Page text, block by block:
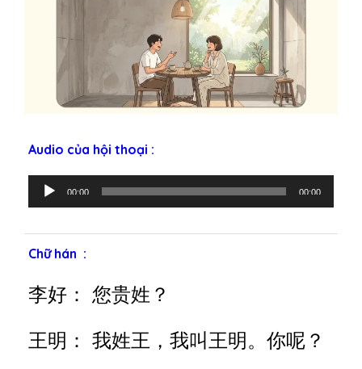
Audio của hội thoại :
r
h
h
t
00:00 00:00
Chữ hán :
李好： 您贵姓？
王明： 我姓王，我叫王明。你呢？